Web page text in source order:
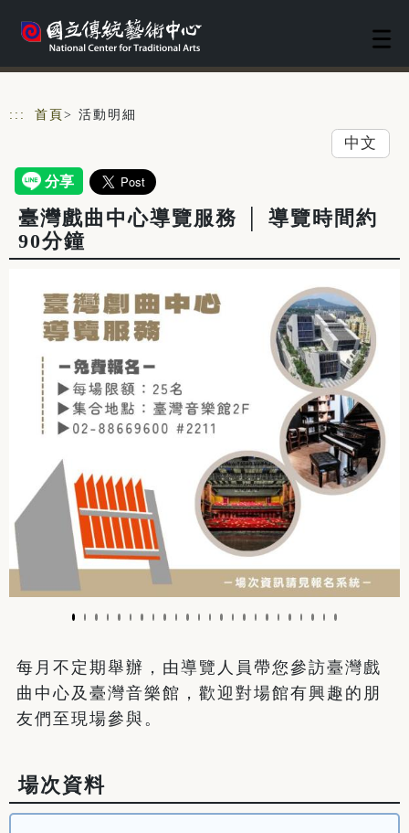
::: 首頁 > 活動明細
中文
臺灣戲曲中心導覽服務 │ 導覽時間約
90分鐘
每月不定期舉辦，由導覽人員帶您參訪臺灣戲
曲中心及臺灣音樂館，歡迎對場館有興趣的朋
友們至現場參與。
場次資料